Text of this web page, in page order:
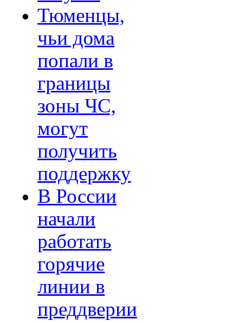
Тюменцы,
чьи дома
попали в
границы
зоны ЧС,
могут
получить
поддержку
В России
начали
работать
горячие
линии в
преддверии